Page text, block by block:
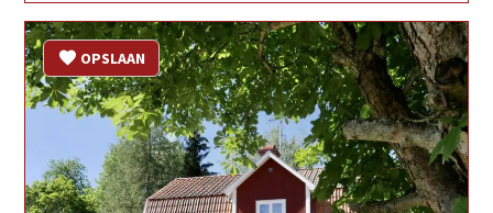
OPSLAAN